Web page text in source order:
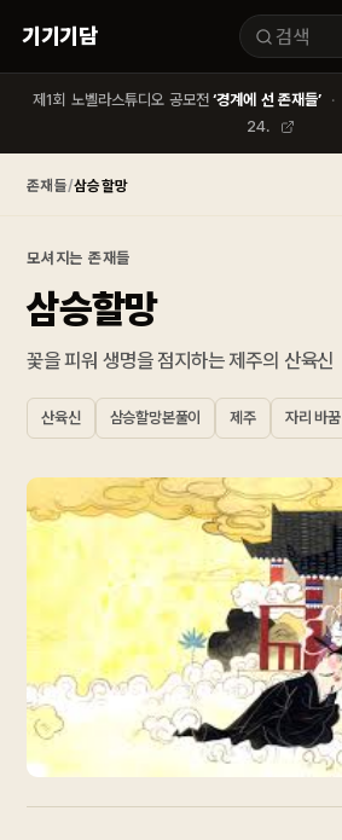
기기기담
제1회 노벨라스튜디오 공모전 ‘경계에 선 존재들’ ·
24.
존재들/삼승할망
모셔지는 존재들
삼승할망
꽃을 피워 생명을 점지하는 제주의 산육신
산육신 삼승할망본풀이 제주 자리 바꿈